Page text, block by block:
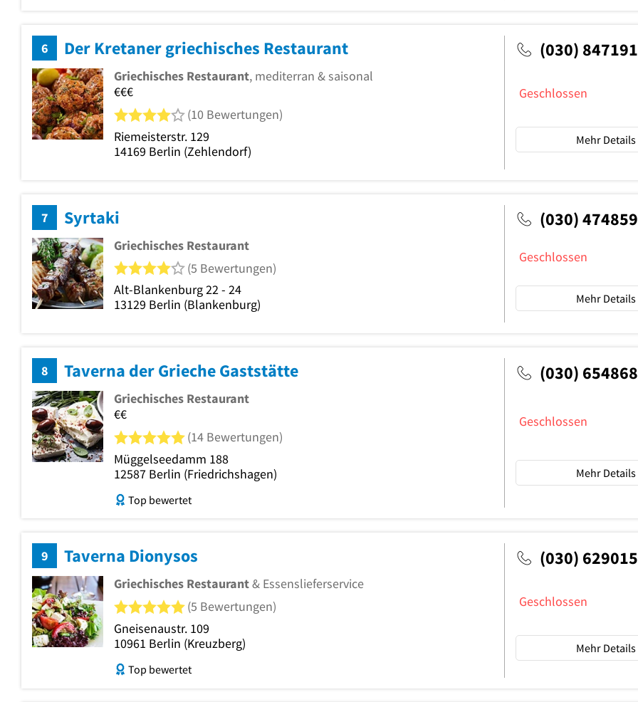
6 Der Kretaner griechisches Restaurant
Griechisches Restaurant, mediterran & saisonal
€€€
4 von 5 Sternen
(10 Bewertungen)
Riemeisterstr. 129
14169 Berlin (Zehlendorf)
(030)
Geschlossen
Mehr Details
7 Syrtaki
Griechisches Restaurant
4 von 5 Sternen
(5 Bewertungen)
Alt-Blankenburg 22 - 24
13129 Berlin (Blankenburg)
(030)
Geschlossen
Mehr Details
8 Taverna der Grieche Gaststätte
Griechisches Restaurant
€€
5 von 5 Sternen
(14 Bewertungen)
Müggelseedamm 188
12587 Berlin (Friedrichshagen)
Top bewertet
(030)
Geschlossen
Mehr Details
9 Taverna Dionysos
Griechisches Restaurant& Essenslieferservice
5 von 5 Sternen
(5 Bewertungen)
Gneisenaustr. 109
10961 Berlin (Kreuzberg)
Top bewertet
(030)
Geschlossen
Mehr Details